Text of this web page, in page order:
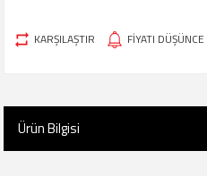
KARŞILAŞTIR FİYATI
Ürün Bilgisi